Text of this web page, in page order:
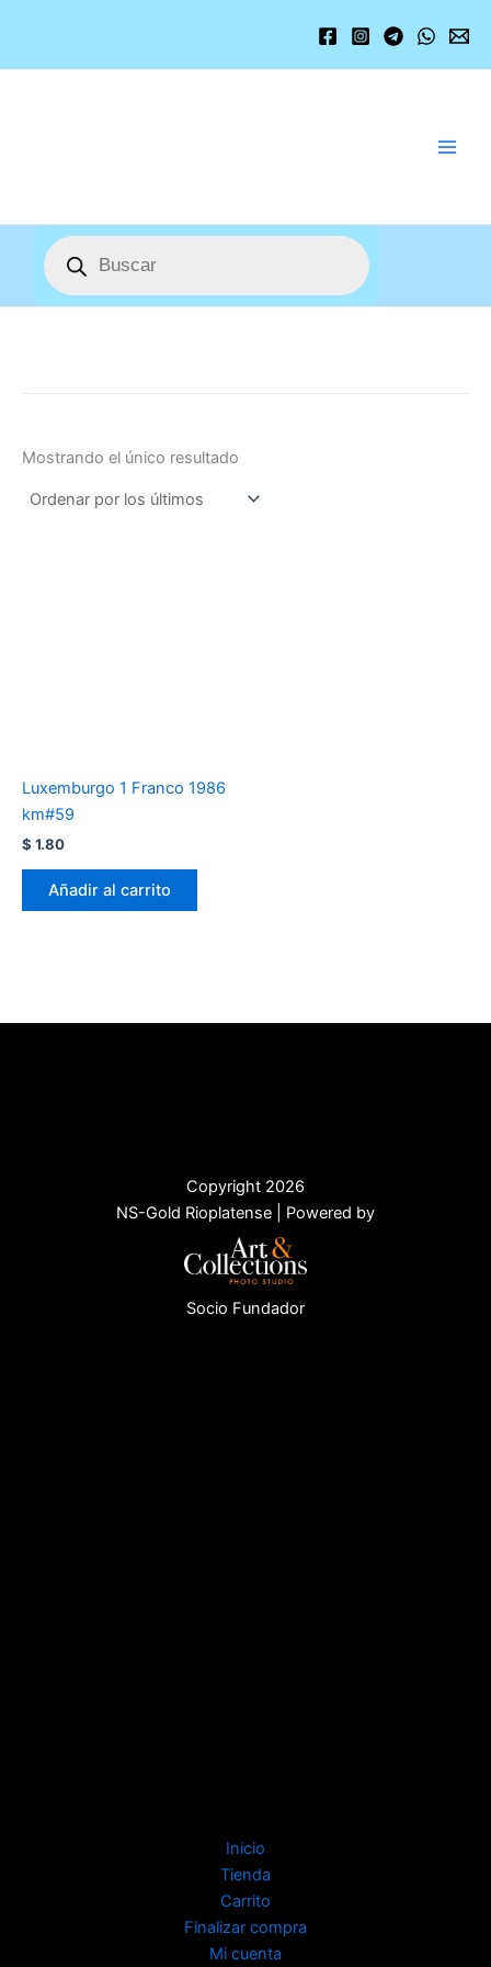
contenido
Búsqueda
de
productos
Mostrando el único resultado
Luxemburgo 1 Franco 1986
km#59
$ 1.80
Añadir al carrito
Copyright 2026
NS-Gold Rioplatense | Powered by
Socio Fundador
Inicio
Tienda
Carrito
Finalizar compra
Mi cuenta